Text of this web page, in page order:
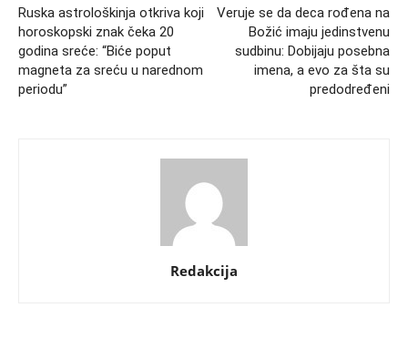
Ruska astrološkinja otkriva koji
horoskopski znak čeka 20
godina sreće: “Biće poput
magneta za sreću u narednom
periodu”
Veruje se da deca rođena na
Božić imaju jedinstvenu
sudbinu: Dobijaju posebna
imena, a evo za šta su
predodređeni
Redakcija